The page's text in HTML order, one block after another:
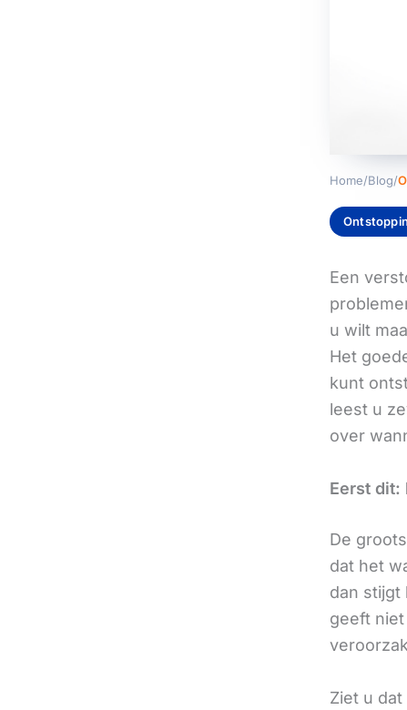
Home/Blog/
Een
u wilt
Het
kunt
leest u
over
Eerst dit:
De
dat het
dan stijgt
geeft
Ziet u